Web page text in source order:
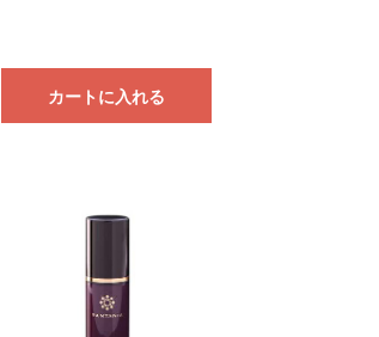
カートに入れる